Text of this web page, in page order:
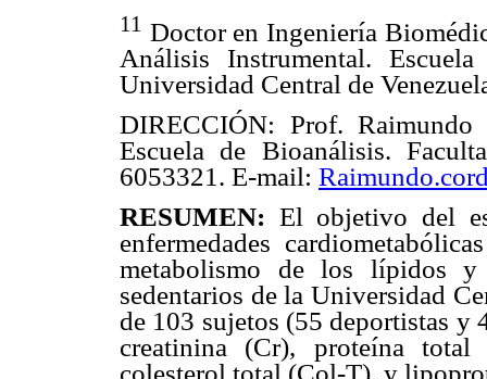
11 Doctor en Ingeniería
Análisis Instrumental.
Universidad Central de
DIRECCIÓN: Prof. Raimundo
Escuela de Bioanálisis.
6053321. E-mail:
RESUMEN: El objetivo del
enfermedades
metabolismo de los lípidos y
sedentarios de la Universidad
de 103 sujetos (55 deportistas y
creatinina (Cr), proteína